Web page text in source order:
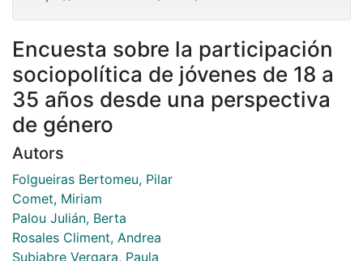
Encuesta sobre la participación
sociopolítica de jóvenes de 18 a
35 años desde una perspectiva
de género
Autors
Folgueiras Bertomeu, Pilar
Comet, Miriam
Palou Julián, Berta
Rosales Climent, Andrea
Subiabre Vergara, Paula